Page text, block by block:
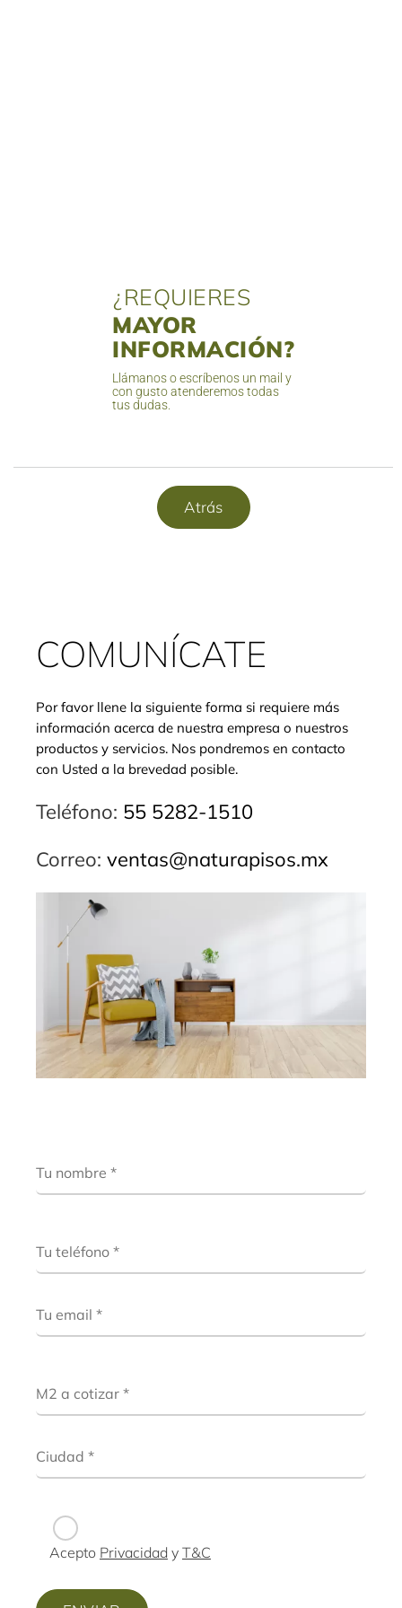
¿REQUIERES
MAYOR
INFORMACIÓN?
Llámanos o escríbenos un mail y
con gusto atenderemos todas
tus dudas.
Atrás
COMUNÍCATE
Por favor llene la siguiente forma si requiere más
información acerca de nuestra empresa o nuestros
productos y servicios. Nos pondremos en contacto
con Usted a la brevedad posible.
Teléfono: 55 5282-1510
Correo: ventas@naturapisos.mx
Acepto Privacidady T&C